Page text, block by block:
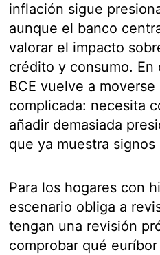
inflación sigue
aunque el banco
valorar el impacto
crédito y consumo. En
BCE vuelve a
complicada: necesita
añadir demasiada
que ya muestra
Para los hogares con
escenario obliga a
tengan una revisión
comprobar qué